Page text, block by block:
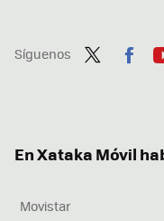
Síguenos
En Xataka Móvil
Movistar